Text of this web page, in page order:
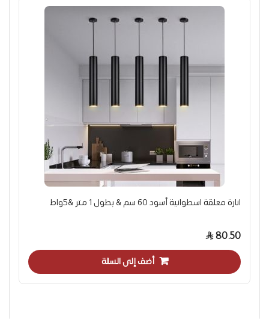
انارة معلقة اسطوانية أسود 60 سم & بطول 1 متر &5واط
80.50
أضف إلى السلة